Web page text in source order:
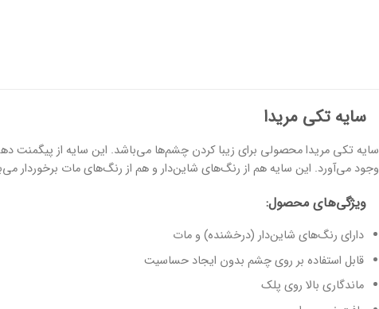
سایه تکی مریدا
سایه تکی مریدا محصولی برای زیبا کردن چشم‌ها می‌باشد. این سایه از پیگمنت
وجود می‌آورد. این سایه هم از رنگ‌های شاین‌دار و هم از رنگ‌های مات برخوردار
ویژگی‌های محصول:
دارای رنگ‌های شاین‌دار (درخشنده) و مات
قابل استفاده بر روی چشم بدون ایجاد حساسیت
ماندگاری بالا روی پلک